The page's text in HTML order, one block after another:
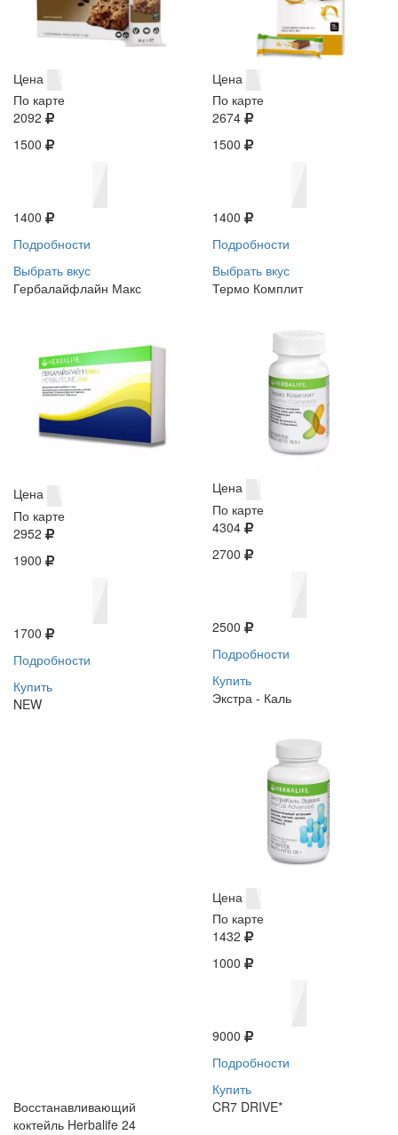
Цена
По карте
2092
1500
1400
Подробности
Выбрать вкус
Цена
По карте
2674
1500
1400
Подробности
Выбрать вкус
Гербалайфлайн Макс
Цена
По карте
2952
1900
1700
Подробности
Купить
NEW
Термо Комплит
Цена
По карте
4304
2700
2500
Подробности
Купить
Экстра - Каль
Цена
По карте
1432
1000
9000
Подробности
Купить
Восстанавливающий
коктейль Herbalife 24
CR7 DRIVE*